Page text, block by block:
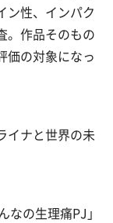
ン性、インパク
。作品そのもの
価の対象になっ
イナと世界の未
の生理痛PJ」